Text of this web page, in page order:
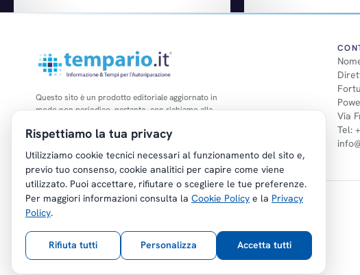
Questo sito è un prodotto editoriale aggiornato in
modo non periodico, pertanto, con richiamo alla
obblighi di registrazione di cui all'art. 5 della L.
Via
Tel:
Planus Group Srl - P.I. IT03584100238
Rispettiamo la tua privacy
Utilizziamo cookie tecnici necessari al funzionamento del sito e,
previo tuo consenso, cookie analitici per capire come viene
utilizzato. Puoi accettare, rifiutare o scegliere le tue preferenze.
Per maggiori informazioni consulta la Cookie Policy e la Privacy
Policy.
Rifiuta tutti Personalizza Accetta tutti